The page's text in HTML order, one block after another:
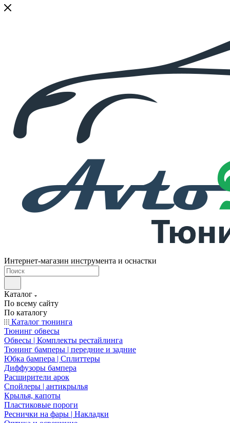
Интернет-магазин инструмента и оснастки
Каталог
По всему сайту
По каталогу
Каталог тюнинга
Тюнинг обвесы
Обвесы | Комплекты рестайлинга
Тюнинг бамперы | передние и задние
Юбка бампера | Сплиттеры
Диффузоры бампера
Расширители арок
Спойлеры | антикрылья
Крылья, капоты
Пластиковые пороги
Реснички на фары | Накладки